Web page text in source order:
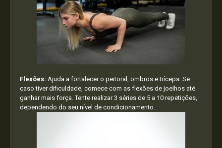
Flexões: Ajuda a fortalecer o peitoral, ombros e tríceps. Se
caso tiver dificuldade, comece com as flexões de joelhos até
ganhar mais força. Tente realizar 3 séries de 5 a 10 repetições,
dependendo do seu nível de condicionamento.